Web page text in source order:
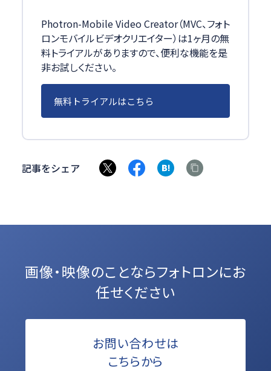
Photron-Mobile Video Creator（MVC、フォト
ロンモバイルビデオクリエイター）は1ヶ月の無
料トライアルがありますので、便利な機能を是
非お試しください。
無料トライアルはこちら
記事をシェア
画像・映像のことならフォトロンにお
任せください
お問い合わせは
こちらから